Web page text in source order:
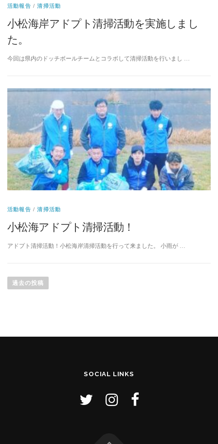
活動報告 /清掃活動
小松海岸アドプト清掃活動を実施しまし
た。
今回は県内のドッチボールチームとコラボして清掃活動を行いまし …
活動報告 /清掃活動
小松海アドプト清掃活動！
アドプト清掃活動！小松海岸清掃活動を行って来ました。 小雨が …
稿
過去の投稿
SOCIAL LINKS